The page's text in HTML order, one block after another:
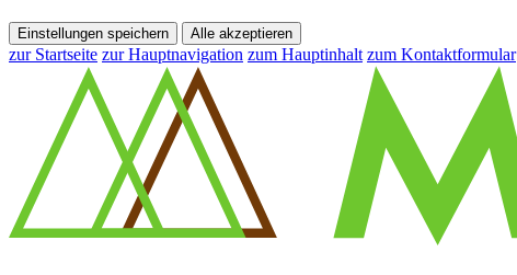
Einstellungen speichern Alle akzeptieren
zur Startseite zur Hauptnavigation zum Hauptinhalt zum Kontaktformular